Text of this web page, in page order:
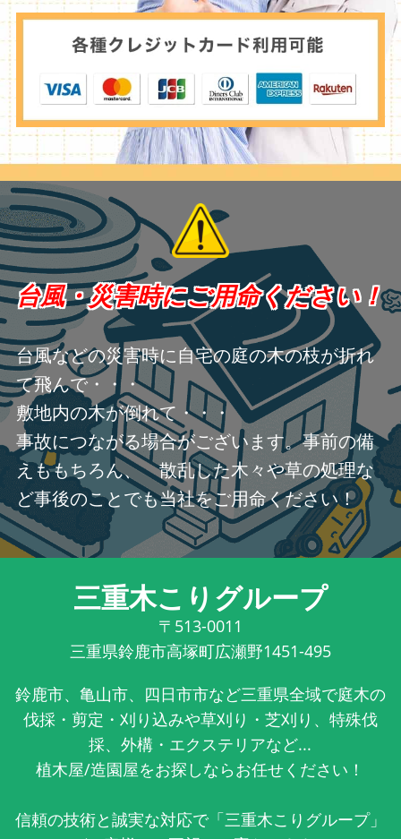
台風・災害時にご用命ください！
台風などの災害時に自宅の庭の木の枝が折れ
て飛んで・・・
敷地内の木が倒れて・・・
事故につながる場合がございます。事前の備
えももちろん、 散乱した木々や草の処理な
ど事後のことでも当社をご用命ください！
三重木こりグループ
〒513-0011
三重県鈴鹿市高塚町広瀬野1451-495
鈴鹿市、亀山市、四日市市など三重県全域で庭木の
伐採・剪定・刈り込みや草刈り・芝刈り、特殊伐
採、外構・エクステリアなど...
植木屋/造園屋をお探しならお任せください！
信頼の技術と誠実な対応で「三重木こりグループ」